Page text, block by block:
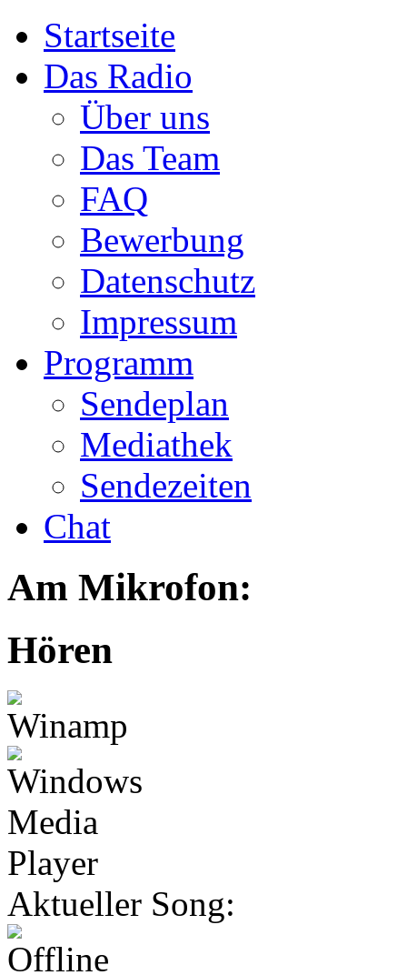
Startseite
Das Radio
Über uns
Das Team
FAQ
Bewerbung
Datenschutz
Impressum
Programm
Sendeplan
Mediathek
Sendezeiten
Chat
Am Mikrofon:
Hören
Aktueller Song: